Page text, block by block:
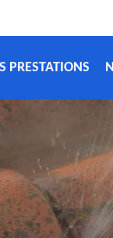
PRESTATIONS